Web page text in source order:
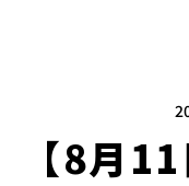
【8月